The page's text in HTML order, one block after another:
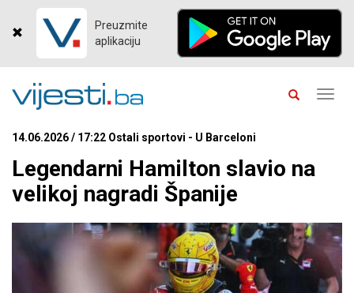
Preuzmite
aplikaciju
14.06.2026 / 17:22 Ostali sportovi - U Barceloni
Legendarni Hamilton slavio na
velikoj nagradi Španije